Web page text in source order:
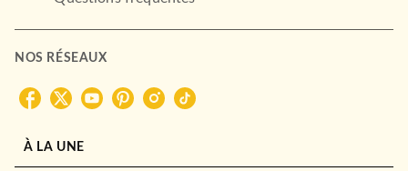
NOS RÉSEAUX
À LA UNE